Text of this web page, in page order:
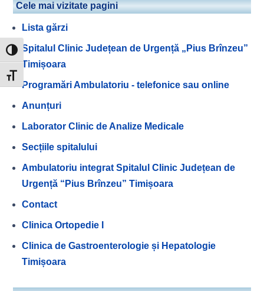
Toggle High Contrast
Toggle Font size
Cele mai vizitate pagini
Lista gărzi
Spitalul Clinic Județean de Urgență „Pius Brînzeu”
Timișoara
Programări Ambulatoriu - telefonice sau online
Anunțuri
Laborator Clinic de Analize Medicale
Secțiile spitalului
Ambulatoriu integrat Spitalul Clinic Județean de
Urgență “Pius Brînzeu” Timișoara
Contact
Clinica Ortopedie I
Clinica de Gastroenterologie și Hepatologie
Timișoara